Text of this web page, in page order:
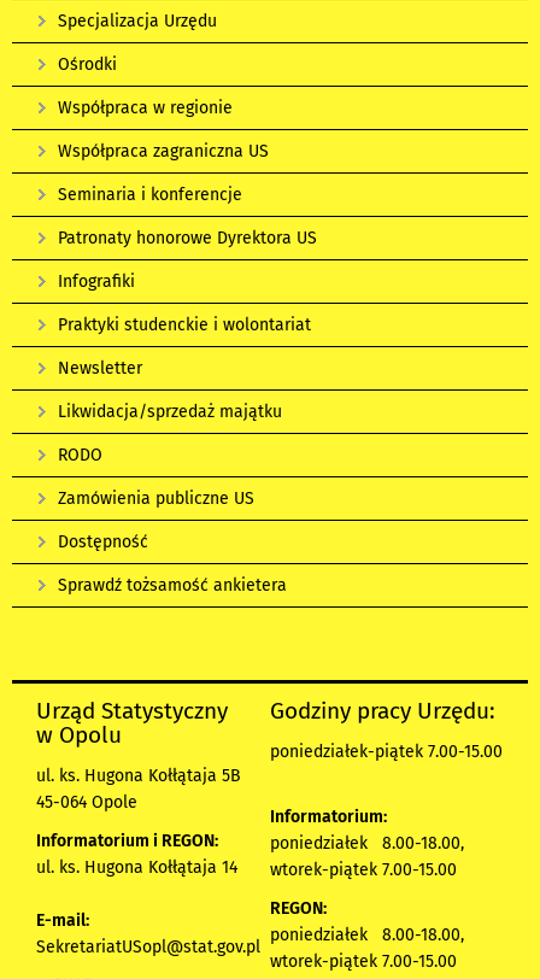
Specjalizacja Urzędu
Ośrodki
Współpraca w regionie
Współpraca zagraniczna US
Seminaria i konferencje
Patronaty honorowe Dyrektora US
Infografiki
Praktyki studenckie i wolontariat
Newsletter
Likwidacja/sprzedaż majątku
RODO
Zamówienia publiczne US
Dostępność
Sprawdź tożsamość ankietera
Urząd Statystyczny
w Opolu
ul. ks. Hugona Kołłątaja 5B
45-064 Opole
Informatorium i REGON:
ul. ks. Hugona Kołłątaja 14
E-mail:
SekretariatUSopl@stat.gov.pl
Godziny pracy Urzędu:
poniedziałek-piątek 7.00-15.00
Informatorium:
poniedziałek 8.00-18.00,
wtorek-piątek 7.00-15.00
REGON:
poniedziałek 8.00-18.00,
wtorek-piątek 7.00-15.00